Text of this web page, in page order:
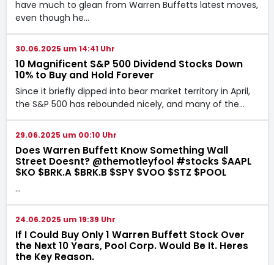
have much to glean from Warren Buffetts latest moves,
even though he…
30.06.2025 um 14:41 Uhr
10 Magnificent S&P 500 Dividend Stocks Down
10% to Buy and Hold Forever
Since it briefly dipped into bear market territory in April,
the S&P 500 has rebounded nicely, and many of the…
29.06.2025 um 00:10 Uhr
Does Warren Buffett Know Something Wall
Street Doesnt? @themotleyfool #stocks $AAPL
$KO $BRK.A $BRK.B $SPY $VOO $STZ $POOL
…
24.06.2025 um 19:39 Uhr
If I Could Buy Only 1 Warren Buffett Stock Over
the Next 10 Years, Pool Corp. Would Be It. Heres
the Key Reason.